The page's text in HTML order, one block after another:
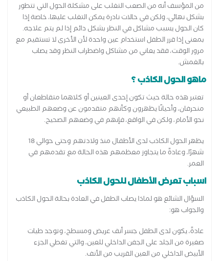
من المؤسف أنه من الصعب التغلب على مشكلة الحول التي تتطور
بشكل نهائي، ولكن في حالات نادرة يمكن التغلب عليها، خاصة إذا
كان الحول يسبب مشاكل في النظر بشكل دائم إذا لم يتم علاجه.
بمعنى إذا قرر الطفل استخدام عين واحدة لأن الأخرى لا تستقيم مع
مرور الوقت، فقد يعاني من مشاكل واضطراب النظر وقد يصاب
بالغمش.
ماهو الحول الكاذب ؟
تعتبر هذه حالة حيث تكون إحدى العينين أو كلاهما متقاطعان أو
منحرفان، وأحيانًا يظهرون وكأنهم متقدمون عن وضعهم الطبيعي
نحو الأمام، ولكن في الواقع، فإنهم في وضعهم الصحيح.
يظهر الحول الكاذب لدى الأطفال منذ ولادتهم وحتى حوالي 18
شهرًا، وعادةً ما يتجاوز معظمهم هذه الحالة مع تقدمهم في
العمر.
اسباب تعرض الأطفال للحول الكاذب
السؤال الشائع هو لماذا يصاب الطفل في العادة بحالة الحول الكاذب
والجواب هو:
عادةً، يكون لدى الطفل جسر أنف عريض ومسطح، وتوجد طيات
صغيرة من الجلد على الجفن الداخلي للعين، والتي تغطي الجزء
الأبيض الداخلي من العين القريب من الأنف.